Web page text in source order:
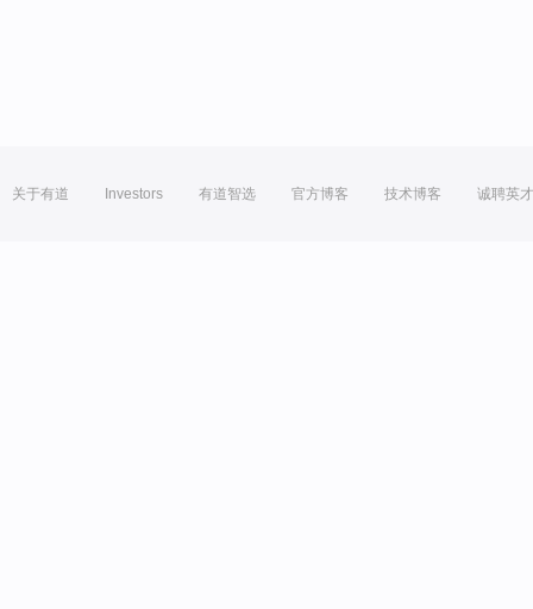
关于有道 Investors 有道智选 官方博客 技术博客 诚聘英才